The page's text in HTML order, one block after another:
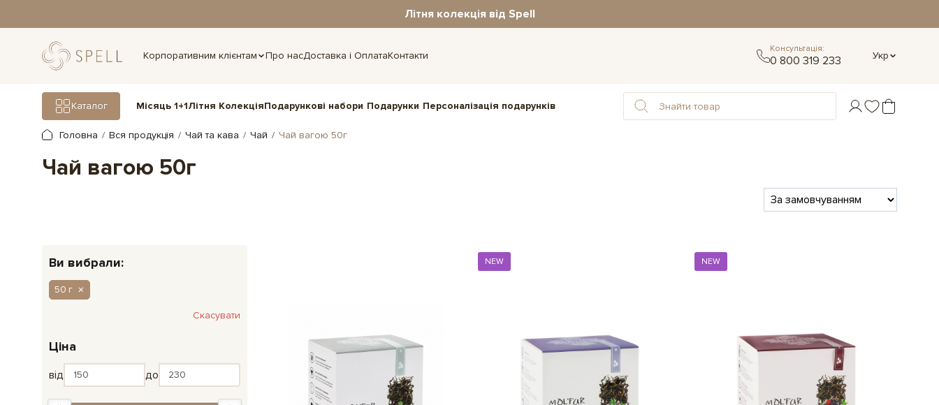
Літня колекція від Spell
Корпоративним клієнтам Про насДоставка і ОплатаКонтакти
Консультація:
0 800 319 233 Укр
Каталог Місяць 1+1Літня КолекціяПодарункові набори Подарунки Персоналізація подарунків
Головна Вся продукція Чай та кава Чай Чай вагою 50г
Чай вагою 50г
Ви вибрали:
50 г
Скасувати
Ціна
від до
NEW NEW